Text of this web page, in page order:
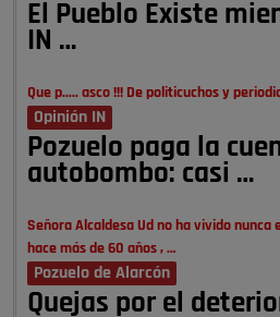
El Pueblo Existe
IN …
Que p..... asco !!! De politicuchos y
Opinión IN
Pozuelo paga la
autobombo: casi …
Señora Alcaldesa Ud no ha vivido nunca
hace más de 60 años , …
Pozuelo de Alarcón
Quejas por el